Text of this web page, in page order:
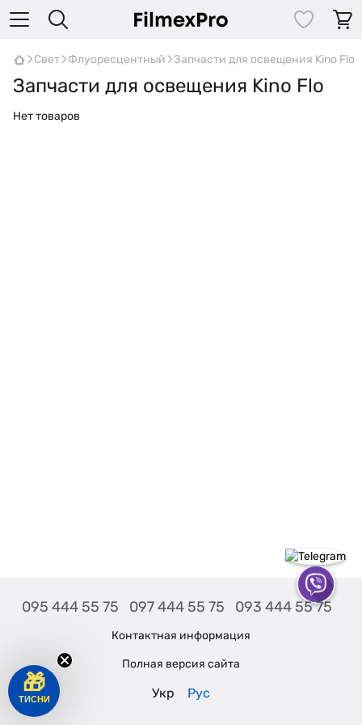
Свет Флуоресцентный Запчасти для освещения Kino Flo
Запчасти для освещения Kino Flo
Нет товаров
095 444 55 75 097 444 55 75 093 444 55 75
Контактная информация
Полная версия сайта
Укр Рус
🎁
ТИСНИ